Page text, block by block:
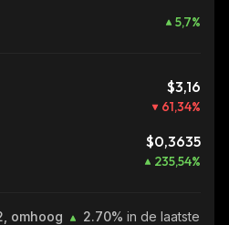
5,7%
$3,16
61,34%
$0,3635
235,54%
omhoog 2.70% in de laatste